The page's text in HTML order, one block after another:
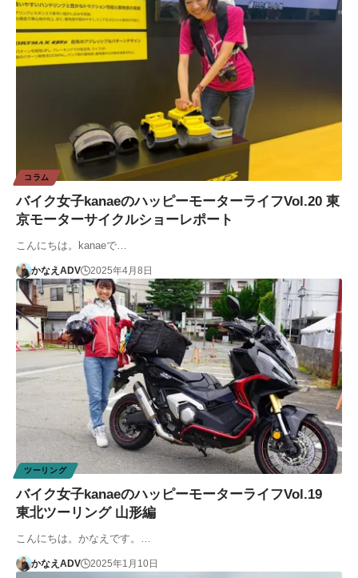
コラム
バイク女子kanaeのハッピーモーターライフVol.20 東
京モーターサイクルショーレポート
こんにちは。kanaeで…
かなえADV 2025年4月8日
ツーリング
バイク女子kanaeのハッピーモーターライフVol.19
東北ツーリング 山形編
こんにちは。かなえです。…
かなえADV 2025年1月10日